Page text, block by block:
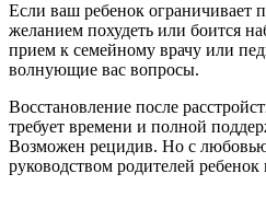
Если ваш ребенок
желанием похудеть или боится
прием к семейному врачу или
волнующие вас вопросы.
Восстановление после
требует времени и полной
Возможен рецидив. Но с
руководством родителей